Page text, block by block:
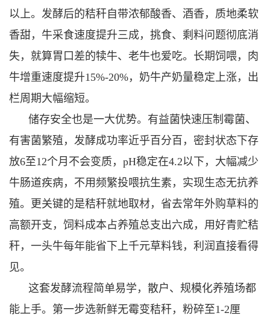
以上。发酵后的秸秆自带浓郁酸香、酒香，质地柔软
香甜，牛采食速度提升三成，挑食、剩料问题彻底消
失，就算胃口差的犊牛、老牛也爱吃。长期饲喂，肉
牛增重速度提升15%-20%，奶牛产奶量稳定上涨，出
栏周期大幅缩短。
储存安全也是一大优势。有益菌快速压制霉菌、
有害菌繁殖，发酵成功率近乎百分百，密封状态下存
放6至12个月不会变质，pH稳定在4.2以下，大幅减少
牛肠道疾病，不用频繁投喂抗生素，实现生态无抗养
殖。更关键的是秸秆就地取材，省去常年外购草料的
高额开支，饲料成本占养殖总支出六成，用好青贮秸
秆，一头牛每年能省下上千元草料钱，利润直接看得
见。
这套发酵流程简单易学，散户、规模化养殖场都
能上手。第一步选新鲜无霉变秸秆，粉碎至1-2厘